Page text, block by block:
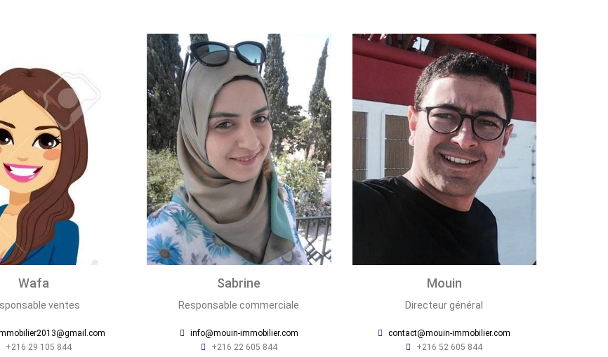
Wafa
ventes
+216 29 105 844
Sabrine
Responsable commerciale
info@mouin-immobilier.com
+216 22 605 844
Mouin
Directeur général
contact@mouin-immobilier.com
+216 52 605 844